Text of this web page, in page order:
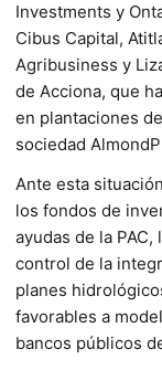
Investments y
Cibus Capital,
Agribusiness y
de Acciona, que
en plantaciones
sociedad
Ante esta
los fondos de
ayudas de la
control de la
planes
favorables a
bancos públicos